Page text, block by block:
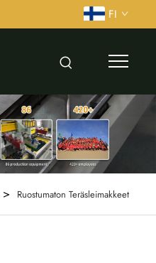
FI
> Ruostumaton Teräsleimakkeet